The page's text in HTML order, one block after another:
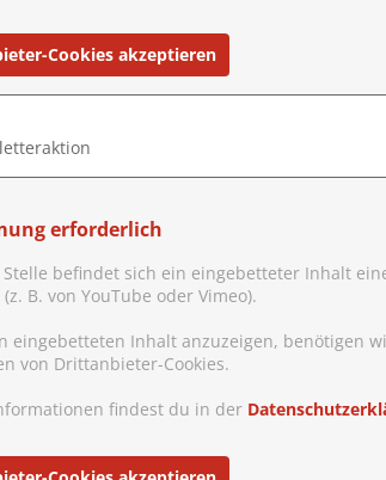
Cookies akzeptieren
erforderlich
befindet sich ein eingebetteter Inhalt
B. von YouTube oder Vimeo).
eingebetteten Inhalt anzuzeigen, benötigen
von Drittanbieter-Cookies.
findest du in der